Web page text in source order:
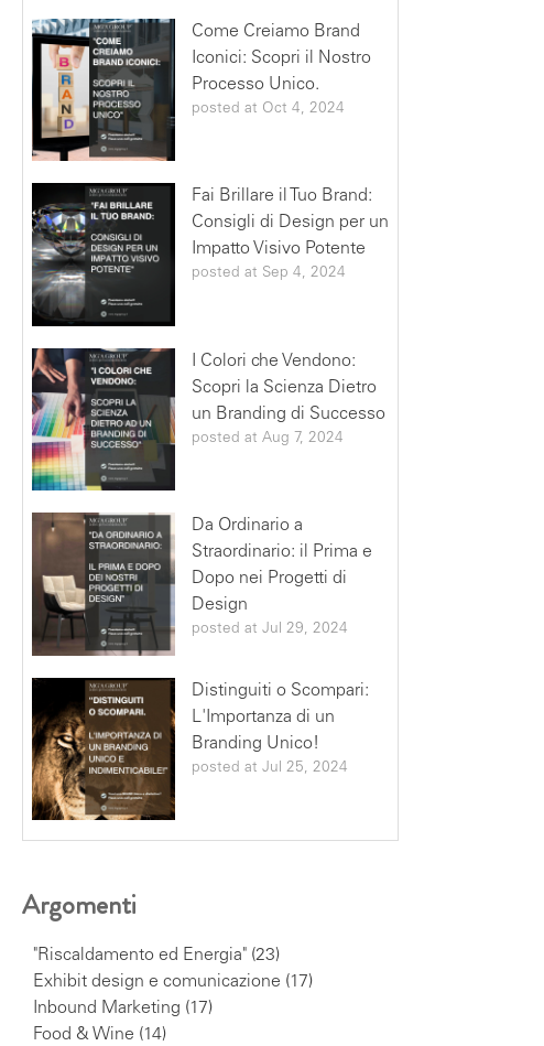
Come Creiamo Brand
Iconici: Scopri il Nostro
Processo Unico.
posted at Oct 4, 2024
Fai Brillare il Tuo Brand:
Consigli di Design per un
Impatto Visivo Potente
posted at Sep 4, 2024
I Colori che Vendono:
Scopri la Scienza Dietro
un Branding di Successo
posted at Aug 7, 2024
Da Ordinario a
Straordinario: il Prima e
Dopo nei Progetti di
Design
posted at Jul 29, 2024
Distinguiti o Scompari:
L'Importanza di un
Branding Unico!
posted at Jul 25, 2024
Argomenti
"Riscaldamento ed Energia" (23)
Exhibit design e comunicazione (17)
Inbound Marketing (17)
Food & Wine (14)